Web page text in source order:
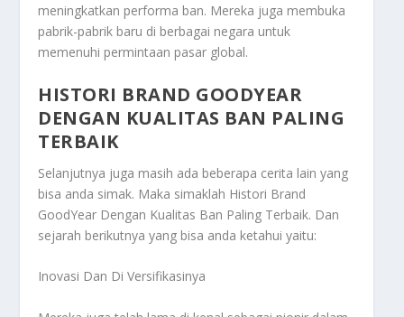
meningkatkan performa ban. Mereka juga membuka
pabrik-pabrik baru di berbagai negara untuk
memenuhi permintaan pasar global.
HISTORI BRAND GOODYEAR
DENGAN KUALITAS BAN PALING
TERBAIK
Selanjutnya juga masih ada beberapa cerita lain yang
bisa anda simak. Maka simaklah Histori Brand
GoodYear Dengan Kualitas Ban Paling Terbaik. Dan
sejarah berikutnya yang bisa anda ketahui yaitu:
Inovasi Dan Di Versifikasinya